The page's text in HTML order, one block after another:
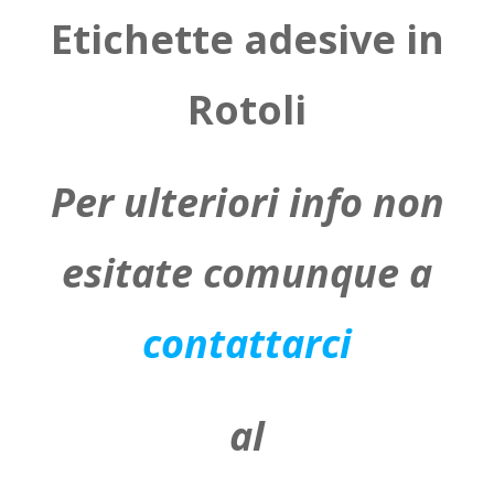
Etichette adesive in
Rotoli
Per ulteriori info non
esitate comunque a
contattarci
al